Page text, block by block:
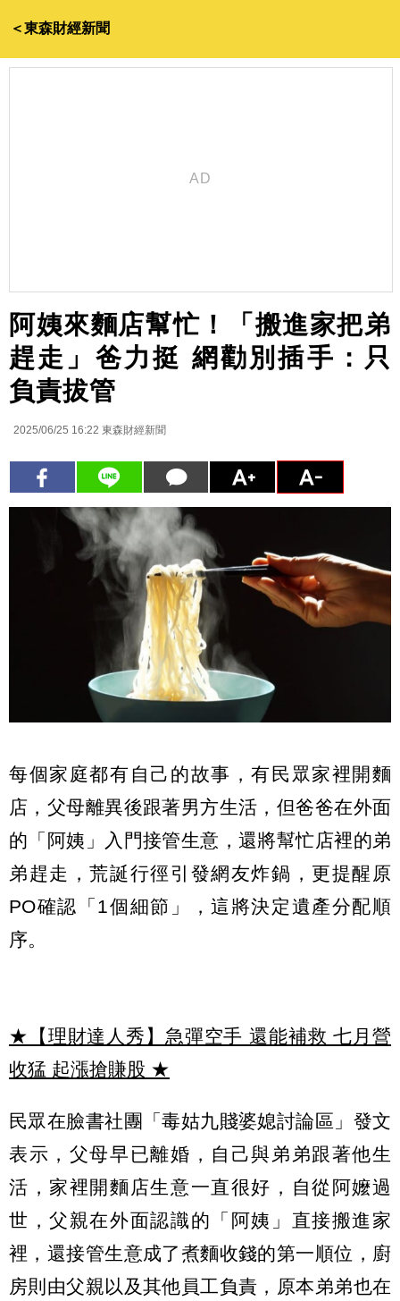
＜東森財經新聞
阿姨來麵店幫忙！「搬進家把弟
趕走」爸力挺 網勸別插手：只
負責拔管
2025/06/25 16:22 東森財經新聞
每個家庭都有自己的故事，有民眾家裡開麵
店，父母離異後跟著男方生活，但爸爸在外面
的「阿姨」入門接管生意，還將幫忙店裡的弟
弟趕走，荒誕行徑引發網友炸鍋，更提醒原
PO確認「1個細節」，這將決定遺產分配順
序。
★【理財達人秀】急彈空手 還能補救 七月營
收猛 起漲搶賺股 ★
民眾在臉書社團「毒姑九賤婆媳討論區」發文
表示，父母早已離婚，自己與弟弟跟著他生
活，家裡開麵店生意一直很好，自從阿嬤過
世，父親在外面認識的「阿姨」直接搬進家
裡，還接管生意成了煮麵收錢的第一順位，廚
房則由父親以及其他員工負責，原本弟弟也在